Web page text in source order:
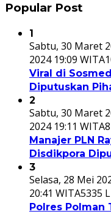
Popular Post
1
Sabtu, 30 Maret
2024 19:09 WITA
Viral di
Diputuskan
2
Sabtu, 30 Maret
2024 19:11 WITA
Manajer PLN
Disdikpora
3
Selasa, 28 Mei
20:41 WITA5335
Polres Polman